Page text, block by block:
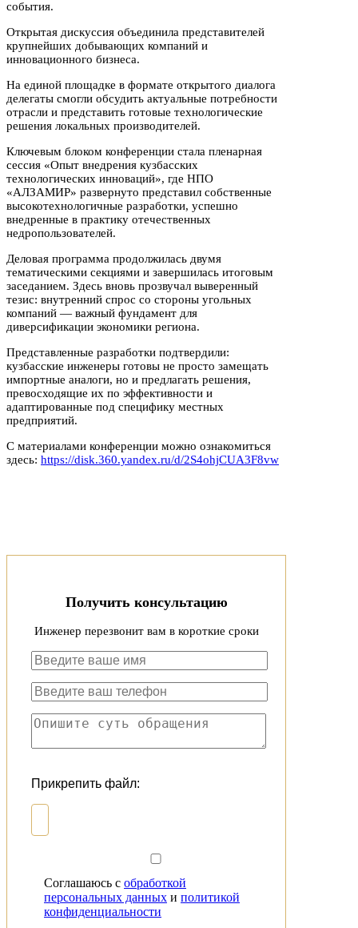
события.
Открытая дискуссия объединила представителей
крупнейших добывающих компаний и
инновационного бизнеса.
На единой площадке в формате открытого диалога
делегаты смогли обсудить актуальные потребности
отрасли и представить готовые технологические
решения локальных производителей.
Ключевым блоком конференции стала пленарная
сессия «Опыт внедрения кузбасских
технологических инноваций», где НПО
«АЛЗАМИР» развернуто представил собственные
высокотехнологичные разработки, успешно
внедренные в практику отечественных
недропользователей.
Деловая программа продолжилась двумя
тематическими секциями и завершилась итоговым
заседанием. Здесь вновь прозвучал выверенный
тезис: внутренний спрос со стороны угольных
компаний — важный фундамент для
диверсификации экономики региона.
Представленные разработки подтвердили:
кузбасские инженеры готовы не просто замещать
импортные аналоги, но и предлагать решения,
превосходящие их по эффективности и
адаптированные под специфику местных
предприятий.
С материалами конференции можно ознакомиться
здесь: https://disk.360.yandex.ru/d/2S4ohjCUA3F8vw
Получить консультацию
Инженер перезвонит вам в короткие сроки
Прикрепить файл:
Соглашаюсь с обработкой
персональных данных и политикой
конфиденциальности